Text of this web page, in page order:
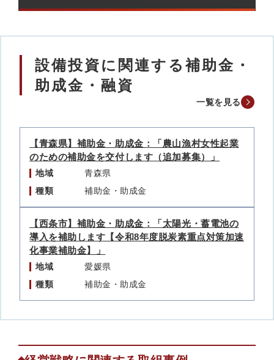
設備投資に関連する補助金・
助成金・融資
一覧を見る
【青森県】補助金・助成金：「農山漁村女性起業
のための補助金を交付します（追加募集）」
地域
青森県
種類
補助金・助成金
【西条市】補助金・助成金：「太陽光・蓄電池の
導入を補助します【令和8年度脱炭素重点対策加速
化事業補助金】」
地域
愛媛県
種類
補助金・助成金